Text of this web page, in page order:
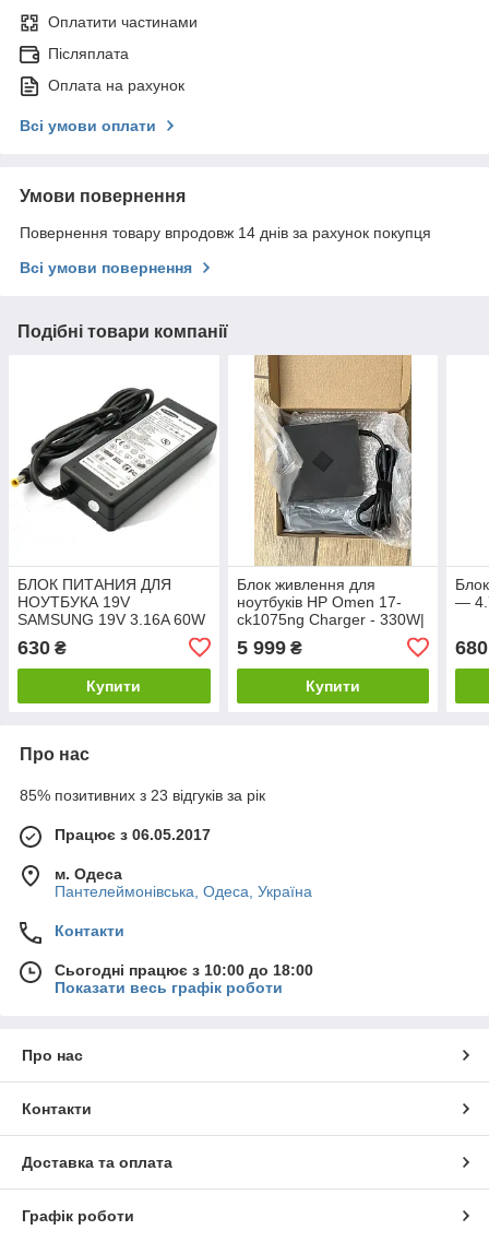
Оплатити частинами
Післяплата
Оплата на рахунок
Всі умови оплати
Умови повернення
Повернення товару впродовж 14 днів за рахунок покупця
Всі умови повернення
Подібні товари компанії
БЛОК ПИТАНИЯ ДЛЯ
НОУТБУКА 19V
SAMSUNG 19V 3.16A 60W
630 ₴
Купити
Блок живлення для
ноутбуків HP Omen 17-
ck1075ng Charger - 330W|
19.5V | 16.92A | 4.5*3.0мм
5 999₴
Купити
—
680
Про нас
85% позитивних з 23 відгуків за рік
Працює з 06.05.2017
м. Одеса
Пантелеймонівська, Одеса, Україна
Контакти
Сьогодні працює з 10:00 до 18:00
Показати весь графік роботи
Про нас
Контакти
Доставка та оплата
Графік роботи